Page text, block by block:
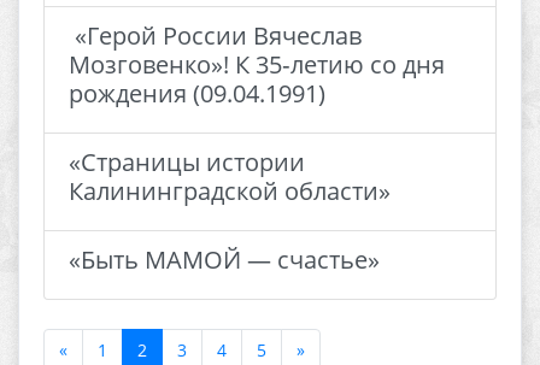
​ «Герой России Вячеслав
Мозговенко»! К 35‑летию со дня
рождения (09.04.1991) ​
«Страницы истории
Калининградской области»
«Быть МАМОЙ — счастье»
« 1 2 3 4 5 »